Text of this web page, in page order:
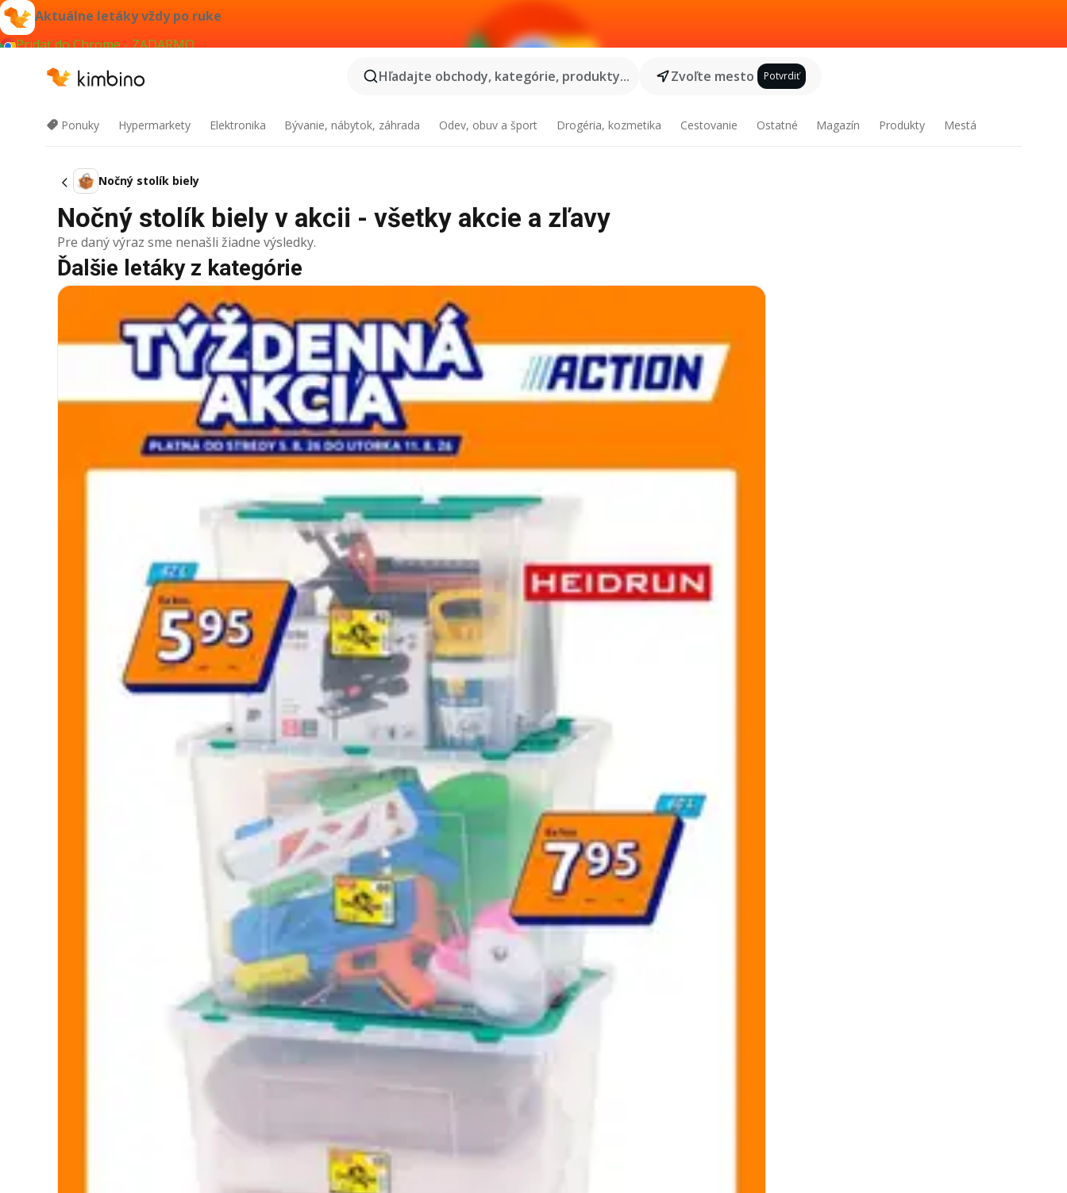
Aktuálne letáky vždy po ruke
Pridať do Chrome - ZADARMO
Hľadajte obchody, kategórie, produkty...
Zvoľte mesto Potvrdiť
Ponuky Hypermarkety Elektronika Bývanie, nábytok, záhrada Odev, obuv a šport Drogéria, kozmetika Cestovanie Ostatné Magazín Produkty Mestá
Nočný stolík biely
Nočný stolík biely v akcii - všetky akcie a zľavy
Pre daný výraz sme nenašli žiadne výsledky.
Ďalšie letáky z kategórie